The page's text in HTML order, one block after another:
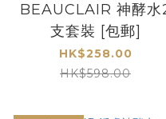
BEAUCLAIR 神酵水
支套裝 [包郵]
HK$258.00
HK$598.00